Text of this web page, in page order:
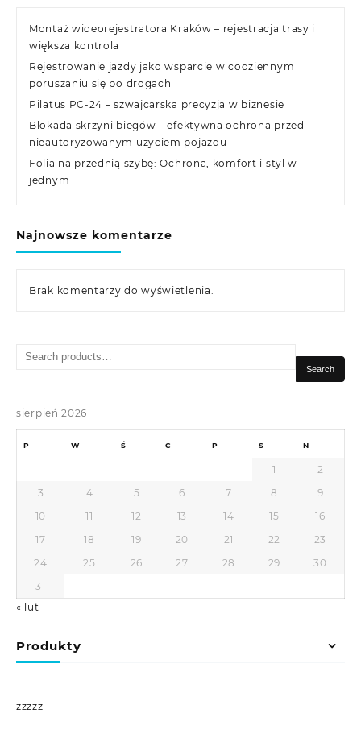
Montaż wideorejestratora Kraków – rejestracja trasy i
większa kontrola
Rejestrowanie jazdy jako wsparcie w codziennym
poruszaniu się po drogach
Pilatus PC-24 – szwajcarska precyzja w biznesie
Blokada skrzyni biegów – efektywna ochrona przed
nieautoryzowanym użyciem pojazdu
Folia na przednią szybę: Ochrona, komfort i styl w
jednym
Najnowsze komentarze
Brak komentarzy do wyświetlenia.
Search
Search
sierpień 2026
P W Ś C P S N
1
2
3
4 5 6 7 8
9
10
11 12 13 14 15
16
17
18 19 20 21 22
23
24
25 26 27 28 29
30
31
« lut
Produkty
zzzzz